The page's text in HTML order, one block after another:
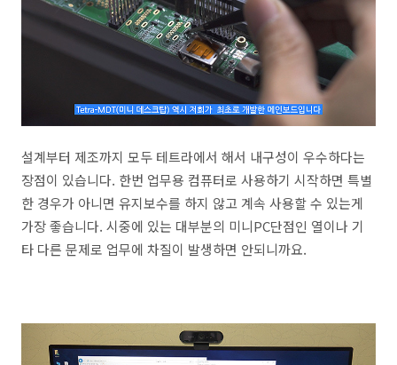
설계부터 제조까지 모두 테트라에서 해서 내구성이 우수하다는
장점이 있습니다. 한번 업무용 컴퓨터로 사용하기 시작하면 특별
한 경우가 아니면 유지보수를 하지 않고 계속 사용할 수 있는게
가장 좋습니다. 시중에 있는 대부분의 미니PC단점인 열이나 기
타 다른 문제로 업무에 차질이 발생하면 안되니까요.